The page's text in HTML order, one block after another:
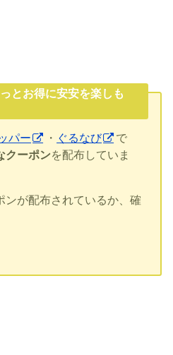
とお得に安安を楽しも
パー ・ ぐるなび
で
クーポンを配布していま
ンが配布されているか、確